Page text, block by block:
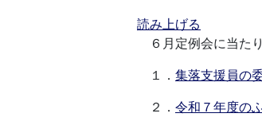
読み上げる
６月定例会に当た
１． 集落支援員の
２． 令和７年度の